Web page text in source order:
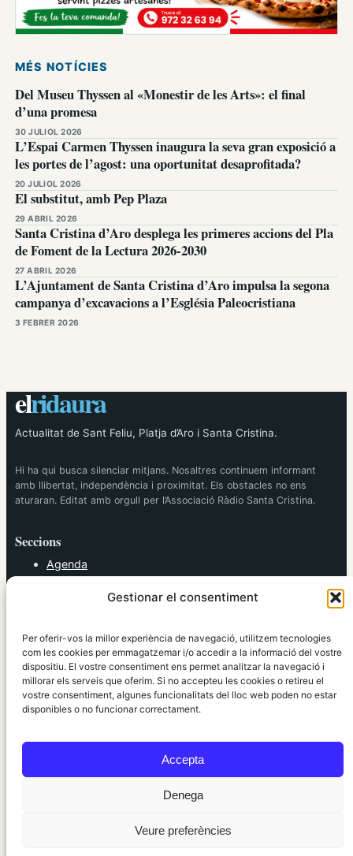
Gestionar el consentiment
Per oferir-vos la millor experiència de navegació, utilitzem tecnologies
com les cookies per emmagatzemar i/o accedir a la informació del vostre
dispositiu. El vostre consentiment ens permet analitzar la navegació i
millorar els serveis que oferim. Si no accepteu les cookies o retireu el
vostre consentiment, algunes funcionalitats del lloc web poden no estar
disponibles o no funcionar correctament.
Accepta
Denega
Veure preferències
MÉS NOTÍCIES
Del Museu Thyssen al «Monestir de les Arts»: el final
d’una promesa
30 JULIOL 2026
L’Espai Carmen Thyssen inaugura la seva gran exposició a
les portes de l’agost: una oportunitat desaprofitada?
20 JULIOL 2026
El substitut, amb Pep Plaza
29 ABRIL 2026
Santa Cristina d’Aro desplega les primeres accions del Pla
de Foment de la Lectura 2026-2030
27 ABRIL 2026
L’Ajuntament de Santa Cristina d’Aro impulsa la segona
campanya d’excavacions a l’Església Paleocristiana
3 FEBRER 2026
elridaura
Actualitat de Sant Feliu, Platja d’Aro i Santa Cristina.
Hi ha qui busca silenciar mitjans. Nosaltres continuem informant
amb llibertat, independència i proximitat. Els obstacles no ens
aturaran. Editat amb orgull per l’Associació Ràdio Santa Cristina.
Seccions
Agenda
Política
Societat
Tendències
elRidaura.com